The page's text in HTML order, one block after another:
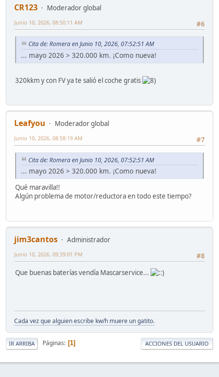
CR123
Moderador global
#6
Junio 10, 2026, 08:50:11 AM
Cita de: Romera en Junio 10, 2026, 07:52:51 AM
... mayo 2026 > 320.000 km. ¡Como nueva!
320kkm y con FV ya te salió el coche gratis
Leafyou
Moderador global
#7
Junio 10, 2026, 08:58:19 AM
Cita de: Romera en Junio 10, 2026, 07:52:51 AM
... mayo 2026 > 320.000 km. ¡Como nueva!
Qué maravilla!!
Algún problema de motor/reductora en todo este tiempo?
jim3cantos
Administrador
#8
Junio 10, 2026, 09:39:01 PM
Que buenas baterías vendía Mascarservice...
Cada vez que alguien escribe kw/h muere un gatito.
IR ARRIBA Páginas 1 ACCIONES DEL USUARIO